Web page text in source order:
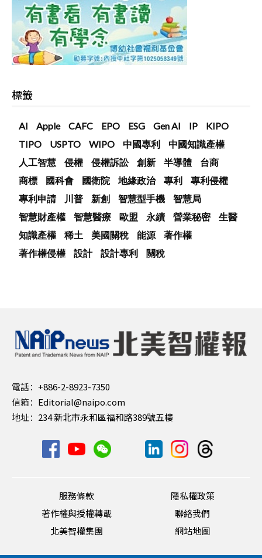
標籤
AI Apple CAFC EPO ESG Gen AI IP
KIPO
TIPO
USPTO WIPO 中國專利
中國知識產權
人工智慧
侵權 侵權訴訟 創新 半導體
台商
商標
國科會 國衛院 地緣政治 專利
專利侵權
專利申請
川普 新創 智慧型手機
智慧局
智慧財產權
智慧醫療 歐盟 永續 營業秘密
生醫
知識產權
稀土 美國關稅 能源
著作權
著作權侵權
設計 設計專利 關稅
電話： +886-2-8923-7350
信箱： Editorial@naipo.com
地址： 234 新北市永和區福和路389號五樓
服務條款
隱私權政策
著作權與授權轉載
聯絡我們
北美智權集團
網站地圖